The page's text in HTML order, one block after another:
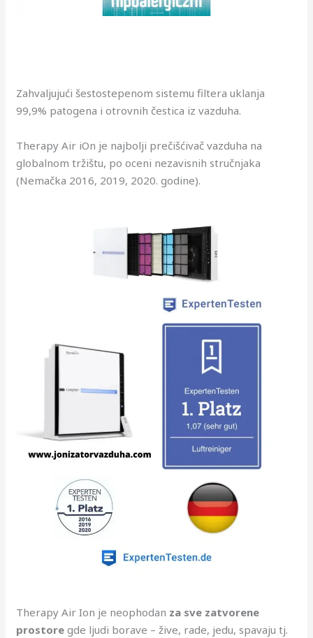
Zahvaljujući šestostepenom sistemu filtera uklanja
99,9% patogena i otrovnih čestica iz vazduha.
Therapy Air iOn je najbolji prečišćivač vazduha na
globalnom tržištu, po oceni nezavisnih stručnjaka
(Nemačka 2016, 2019, 2020. godine).
Therapy Air Ion je neophodan za sve zatvorene
prostore gde ljudi borave – žive, rade, jedu, spavaju tj.